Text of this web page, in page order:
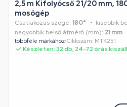
2,5 m Kifolyócső 21/20 mm,
mosógép
Csatlakozás szöge: 180° kisebbik
nagyobbik belső átmérő (mm): 21 mm
többféle márkához•Cikkszám: MTK251
Készleten: 32 db, 24-72 órás